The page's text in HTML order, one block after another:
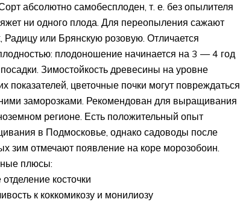
абсолютно самобесплоден, т. е. без опылителя
ни одного плода. Для переопыления сажают
Радицу или Брянскую розовую. Отличается
плодоношение начинается на 3 — 4 год
Зимостойкость древесины на уровне
показателей, цветочные почки могут повреждаться
заморозками. Рекомендован для выращивания
регионе. Есть положительный опыт
в Подмосковье, однако садоводы после
зим отмечают появление на коре морозобоин.
плюсы:
отделение косточки
к коккомикозу и монилиозу